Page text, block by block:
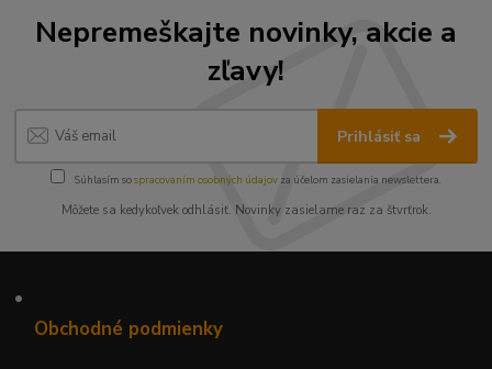
Nepremeškajte novinky, akcie a
zľavy!
Prihlásiť sa
Súhlasím sospracovaním osobných údajov za účelom zasielania newslettera.
Môžete sa kedykoľvek odhlásiť. Novinky zasielame raz za štvrťrok.
•
Obchodné podmienky